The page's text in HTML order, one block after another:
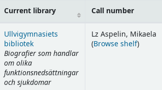
Current library Call number
Ullvigymnasiets
bibliotek
Biografier som handlar
om olika
funktionsnedsättningar
och sjukdomar
Lz Aspelin, Mikaela
(Browse shelf(Opens
)